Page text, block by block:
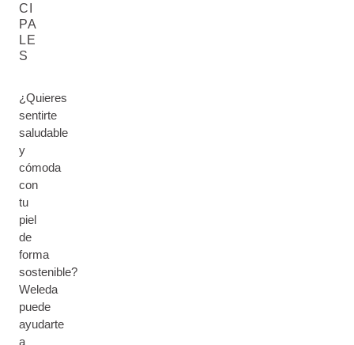
CI
PA
LE
S
¿Quieres
sentirte
saludable
y
cómoda
con
tu
piel
de
forma
sostenible?
Weleda
puede
ayudarte
a